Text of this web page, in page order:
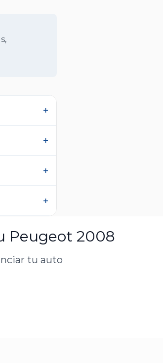
Peugeot 2008
tu auto